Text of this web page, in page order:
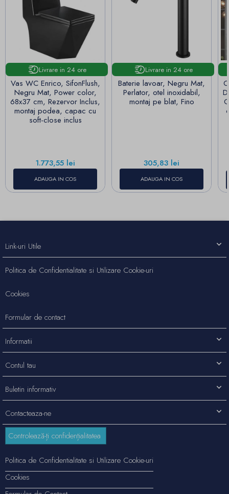
Livrare in 24 ore
Vas WC Enrico, SifonFlush,
Negru Mat, Power color,
68x37 cm, Rezervor Inclus,
montaj podea, capac cu
soft-close inclus
Pret
1.773,55 lei
ADAUGA IN COS
Livrare in 24 ore
Baterie lavoar, Negru Mat,
Perlator, otel inoxidabil,
montaj pe blat, Fino
Pret
305,83 lei
ADAUGA IN COS
Contacteaza-ne
Link-uri Utile
Politica de Confidentialitate si Utilizare Cookie-uri
Cookies
Formular de contact
Informatii
Contul tau
Buletin informativ
Controlează-ți confidențialitatea
Politica de Confidentialitate si Utilizare Cookie-uri
Cookies